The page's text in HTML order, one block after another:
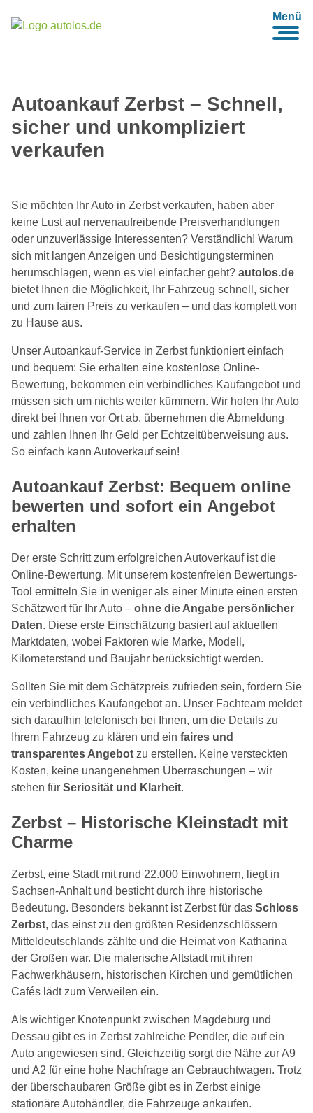
Menü
Autoankauf Zerbst – Schnell,
sicher und unkompliziert
verkaufen
Sie möchten Ihr Auto in Zerbst verkaufen, haben aber
keine Lust auf nervenaufreibende Preisverhandlungen
oder unzuverlässige Interessenten? Verständlich! Warum
sich mit langen Anzeigen und Besichtigungsterminen
herumschlagen, wenn es viel einfacher geht? autolos.de
bietet Ihnen die Möglichkeit, Ihr Fahrzeug schnell, sicher
und zum fairen Preis zu verkaufen – und das komplett von
zu Hause aus.
Unser Autoankauf-Service in Zerbst funktioniert einfach
und bequem: Sie erhalten eine kostenlose Online-
Bewertung, bekommen ein verbindliches Kaufangebot und
müssen sich um nichts weiter kümmern. Wir holen Ihr Auto
direkt bei Ihnen vor Ort ab, übernehmen die Abmeldung
und zahlen Ihnen Ihr Geld per Echtzeitüberweisung aus.
So einfach kann Autoverkauf sein!
Autoankauf Zerbst: Bequem online
bewerten und sofort ein Angebot
erhalten
Der erste Schritt zum erfolgreichen Autoverkauf ist die
Online-Bewertung. Mit unserem kostenfreien Bewertungs-
Tool ermitteln Sie in weniger als einer Minute einen ersten
Schätzwert für Ihr Auto – ohne die Angabe persönlicher
Daten. Diese erste Einschätzung basiert auf aktuellen
Marktdaten, wobei Faktoren wie Marke, Modell,
Kilometerstand und Baujahr berücksichtigt werden.
Sollten Sie mit dem Schätzpreis zufrieden sein, fordern Sie
ein verbindliches Kaufangebot an. Unser Fachteam meldet
sich daraufhin telefonisch bei Ihnen, um die Details zu
Ihrem Fahrzeug zu klären und ein faires und
transparentes Angebot zu erstellen. Keine versteckten
Kosten, keine unangenehmen Überraschungen – wir
stehen für Seriosität und Klarheit.
Zerbst – Historische Kleinstadt mit
Charme
Zerbst, eine Stadt mit rund 22.000 Einwohnern, liegt in
Sachsen-Anhalt und besticht durch ihre historische
Bedeutung. Besonders bekannt ist Zerbst für das Schloss
Zerbst, das einst zu den größten Residenzschlössern
Mitteldeutschlands zählte und die Heimat von Katharina
der Großen war. Die malerische Altstadt mit ihren
Fachwerkhäusern, historischen Kirchen und gemütlichen
Cafés lädt zum Verweilen ein.
Als wichtiger Knotenpunkt zwischen Magdeburg und
Dessau gibt es in Zerbst zahlreiche Pendler, die auf ein
Auto angewiesen sind. Gleichzeitig sorgt die Nähe zur A9
und A2 für eine hohe Nachfrage an Gebrauchtwagen. Trotz
der überschaubaren Größe gibt es in Zerbst einige
stationäre Autohändler, die Fahrzeuge ankaufen.